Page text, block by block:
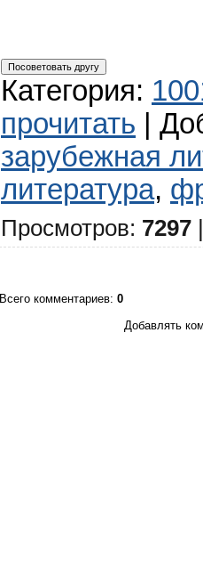
Категория:
прочитать
зарубежная
литература,
Просмотров: 7297
Всего комментариев: 0
Добавлять